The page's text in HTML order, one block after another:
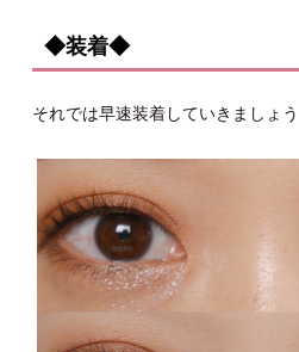
◆装着◆
それでは早速装着していきましょう